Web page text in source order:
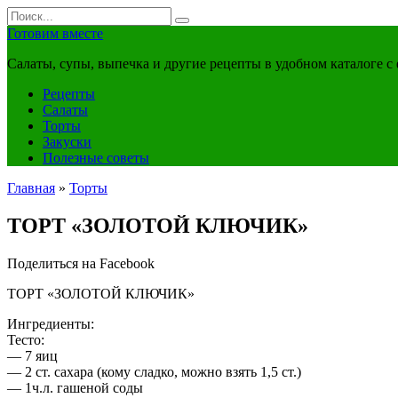
Перейти
к
Search
for:
Готовим вместе
Салаты, супы, выпечка и другие рецепты в удобном каталоге
Рецепты
Салаты
Торты
Закуски
Полезные советы
Главная » Торты
ТОРТ «ЗОЛОТОЙ КЛЮЧИК»
Поделиться на Facebook
ТОРТ «ЗОЛОТОЙ КЛЮЧИК»
Ингредиенты:
Тесто:
— 7 яиц
— 2 ст. сахара (кому сладко, можно взять 1,5 ст.)
— 1ч.л. гашеной соды